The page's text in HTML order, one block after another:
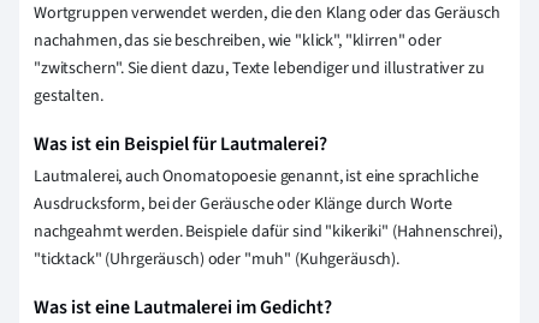
Wortgruppen verwendet werden, die den Klang oder das Geräusch
nachahmen, das sie beschreiben, wie "klick", "klirren" oder
"zwitschern". Sie dient dazu, Texte lebendiger und illustrativer zu
gestalten.
Was ist ein Beispiel für Lautmalerei?
Lautmalerei, auch Onomatopoesie genannt, ist eine sprachliche
Ausdrucksform, bei der Geräusche oder Klänge durch Worte
nachgeahmt werden. Beispiele dafür sind "kikeriki" (Hahnenschrei),
"ticktack" (Uhrgeräusch) oder "muh" (Kuhgeräusch).
Was ist eine Lautmalerei im Gedicht?